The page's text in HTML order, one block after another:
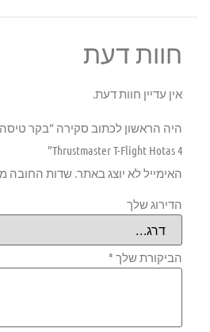
חוות דעת
אין עדיין חוות דעת.
היה הראשון לכתוב סקירה “בקר טיסה
Thrustmaster T-Flight Hotas 4”
האימייל לא יוצג באתר. שדות החובה
הדירוג שלך
הביקורת שלך *